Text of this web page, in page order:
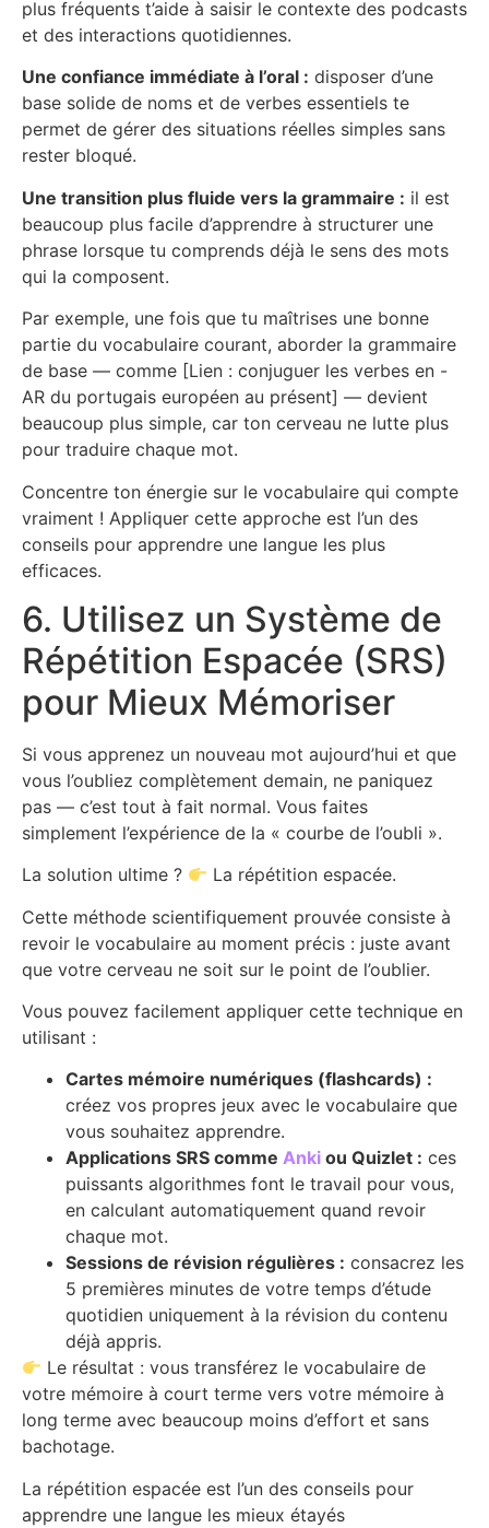
plus fréquents t’aide à saisir le contexte des podcasts
et des interactions quotidiennes.
Une confiance immédiate à l’oral : disposer d’une
base solide de noms et de verbes essentiels te
permet de gérer des situations réelles simples sans
rester bloqué.
Une transition plus fluide vers la grammaire : il est
beaucoup plus facile d’apprendre à structurer une
phrase lorsque tu comprends déjà le sens des mots
qui la composent.
Par exemple, une fois que tu maîtrises une bonne
partie du vocabulaire courant, aborder la grammaire
de base — comme [Lien : conjuguer les verbes en -
AR du portugais européen au présent] — devient
beaucoup plus simple, car ton cerveau ne lutte plus
pour traduire chaque mot.
Concentre ton énergie sur le vocabulaire qui compte
vraiment ! Appliquer cette approche est l’un des
conseils pour apprendre une langue les plus
efficaces.
6. Utilisez un Système de
Répétition Espacée (SRS)
pour Mieux Mémoriser
Si vous apprenez un nouveau mot aujourd’hui et que
vous l’oubliez complètement demain, ne paniquez
pas — c’est tout à fait normal. Vous faites
simplement l’expérience de la « courbe de l’oubli ».
La solution ultime ?
La répétition espacée.
Cette méthode scientifiquement prouvée consiste à
revoir le vocabulaire au moment précis : juste avant
que votre cerveau ne soit sur le point de l’oublier.
Vous pouvez facilement appliquer cette technique en
utilisant :
Cartes mémoire numériques (flashcards) :
créez vos propres jeux avec le vocabulaire que
vous souhaitez apprendre.
Applications SRS comme Anki ou Quizlet : ces
puissants algorithmes font le travail pour vous,
en calculant automatiquement quand revoir
chaque mot.
Sessions de révision régulières : consacrez les
5 premières minutes de votre temps d’étude
quotidien uniquement à la révision du contenu
déjà appris.
Le résultat : vous transférez le vocabulaire de
votre mémoire à court terme vers votre mémoire à
long terme avec beaucoup moins d’effort et sans
bachotage.
La répétition espacée est l’un des conseils pour
apprendre une langue les mieux étayés